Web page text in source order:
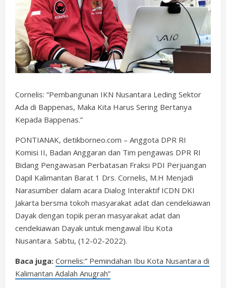
Cornelis: “Pembangunan IKN Nusantara Leding Sektor
Ada di Bappenas, Maka Kita Harus Sering Bertanya
Kepada Bappenas.”
PONTIANAK, detikborneo.com – Anggota DPR RI
Komisi II, Badan Anggaran dan Tim pengawas DPR RI
Bidang Pengawasan Perbatasan Fraksi PDI Perjuangan
Dapil Kalimantan Barat 1 Drs. Cornelis, M.H Menjadi
Narasumber dalam acara Dialog Interaktif ICDN DKI
Jakarta bersma tokoh masyarakat adat dan cendekiawan
Dayak dengan topik peran masyarakat adat dan
cendekiawan Dayak untuk mengawal Ibu Kota
Nusantara. Sabtu, (12-02-2022).
Baca juga: Cornelis:” Pemindahan Ibu Kota Nusantara di
Kalimantan Adalah Anugrah”